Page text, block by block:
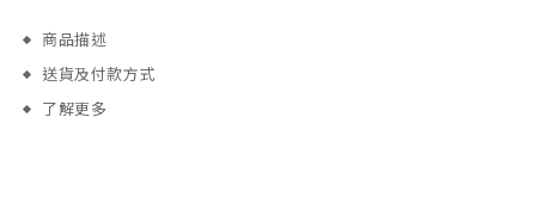
商品描述
送貨及付款方式
了解更多